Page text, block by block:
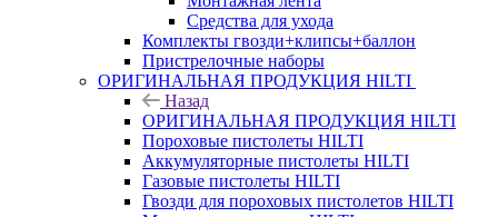
Средства для ухода
Комплекты гвозди+клипсы+баллон
Пристрелочные наборы
ОРИГИНАЛЬНАЯ ПРОДУКЦИЯ HILTI
Назад
ОРИГИНАЛЬНАЯ ПРОДУКЦИЯ HILTI
Пороховые пистолеты HILTI
Аккумуляторные пистолеты HILTI
Газовые пистолеты HILTI
Гвозди для пороховых пистолетов HILTI